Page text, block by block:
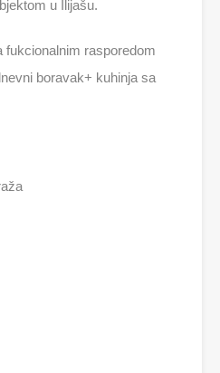
u Ilijašu.
fukcionalnim rasporedom
boravak+ kuhinja sa